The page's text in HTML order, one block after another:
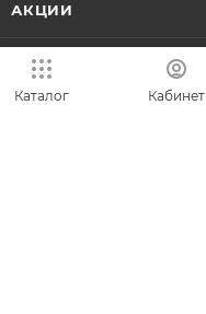
АКЦИИ
КОЛЛЕКЦИИ
Каталог Кабинет